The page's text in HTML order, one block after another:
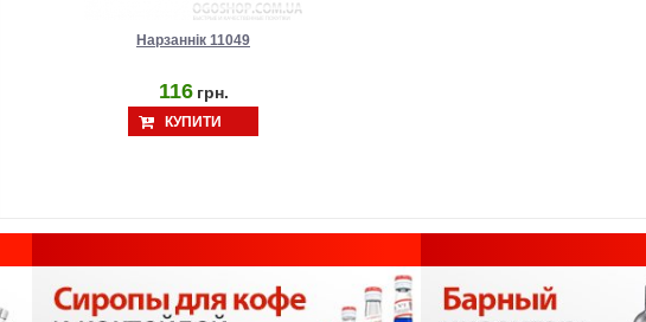
Нарзаннік 11049
116 грн.
КУПИТИ